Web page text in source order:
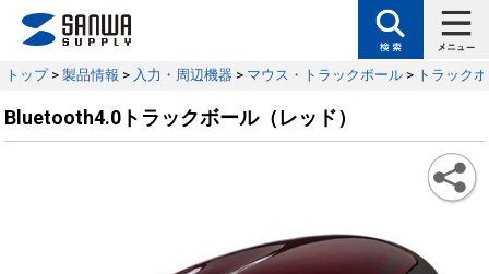
トップ> 製品情報 > 入力・周辺機器 > マウス・トラックボール > トラック
Bluetooth4.0トラックボール（レッド）